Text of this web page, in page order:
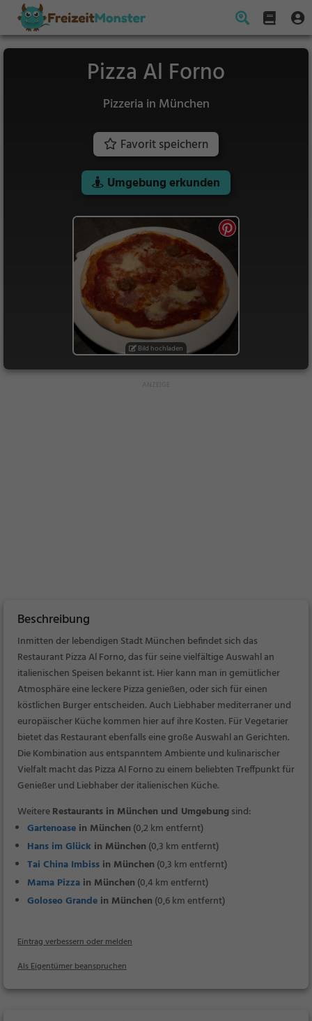
Pizza Al Forno
Pizzeria in München
Favorit speichern
Umgebung erkunden
Bild hochladen
Beschreibung
Inmitten der lebendigen Stadt München befindet sich das
Restaurant Pizza Al Forno, das für seine vielfältige Auswahl an
italienischen Speisen bekannt ist. Hier kann man in gemütlicher
Atmosphäre eine leckere Pizza genießen, oder sich für einen
köstlichen Burger entscheiden. Auch Liebhaber mediterraner und
europäischer Küche kommen hier auf ihre Kosten. Für Vegetarier
bietet das Restaurant ebenfalls eine große Auswahl an Gerichten.
Die Kombination aus entspanntem Ambiente und kulinarischer
Vielfalt macht das Pizza Al Forno zu einem beliebten Treffpunkt für
Genießer und Liebhaber der italienischen Küche.
WeitereRestaurants in München und Umgebungsind:
Gartenoase in München (0,2 km entfernt)
Hans im Glück in München (0,3 km entfernt)
Tai China Imbiss in München (0,3 km entfernt)
Mama Pizza in München (0,4 km entfernt)
Goloseo Grande in München (0,6 km entfernt)
Eintrag verbessern oder melden
Als Eigentümer beanspruchen